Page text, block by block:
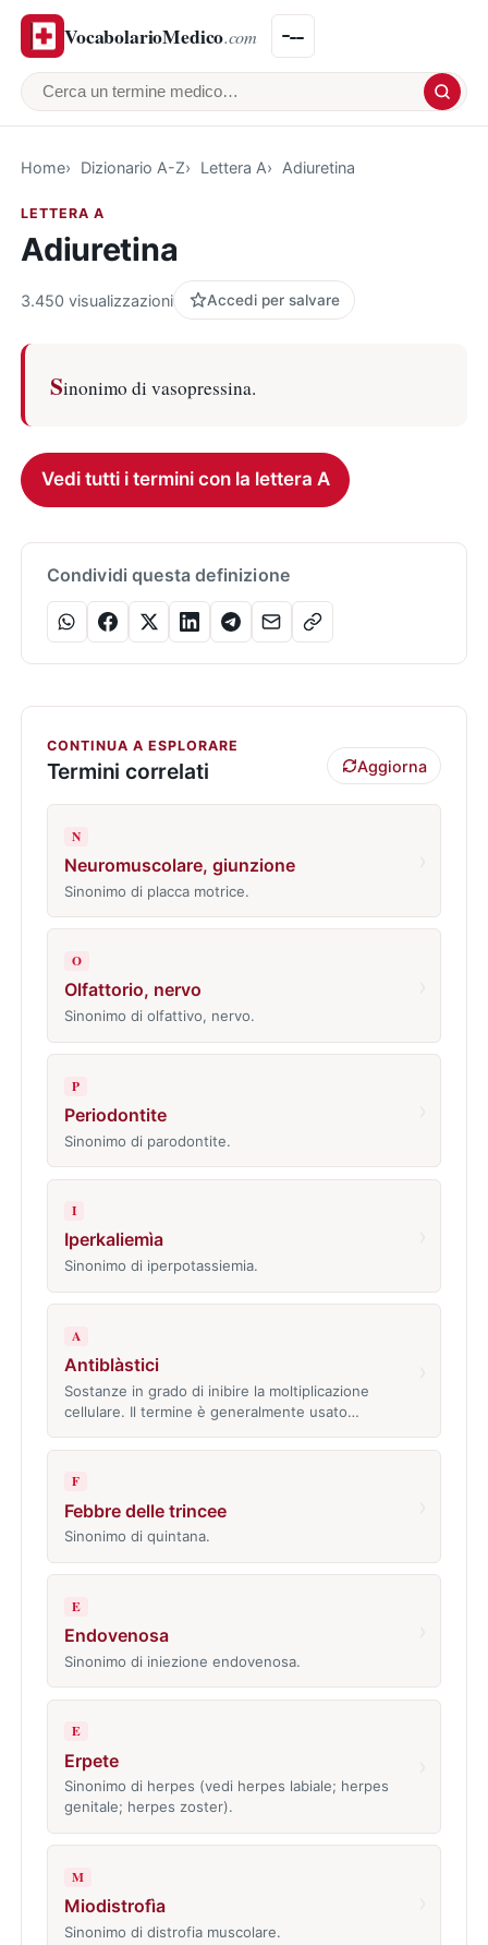
VocabolarioMedico.com
Cerca un termine medico
Home Dizionario A-Z Lettera A Adiuretina
LETTERA A
Adiuretina
3.450 visualizzazioni Accedi per salvare
Sinonimo di vasopressina.
Vedi tutti i termini con la lettera A
Condividi questa definizione
CONTINUA A ESPLORARE
Termini correlati Aggiorna
N
Neuromuscolare, giunzione
Sinonimo di placca motrice.
O
Olfattorio, nervo
Sinonimo di olfattivo, nervo.
P
Periodontite
Sinonimo di parodontite.
I
Iperkaliemìa
Sinonimo di iperpotassiemia.
A
Antiblàstici
Sostanze in grado di inibire la moltiplicazione
cellulare. Il termine è generalmente usato…
F
Febbre delle trincee
Sinonimo di quintana.
E
Endovenosa
Sinonimo di iniezione endovenosa.
E
Erpete
Sinonimo di herpes (vedi herpes labiale; herpes
genitale; herpes zoster).
M
Miodistrofìa
Sinonimo di distrofia muscolare.